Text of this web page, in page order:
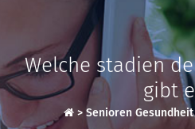
Welche stadien
gibt
> Senioren Gesundheit